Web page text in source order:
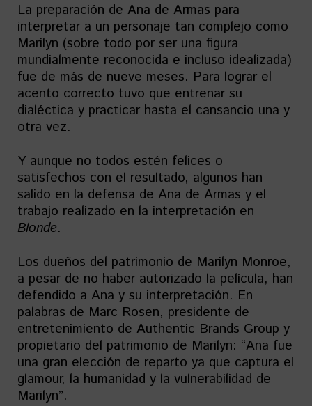
La preparación de Ana de Armas para
interpretar a un personaje tan complejo como
Marilyn (sobre todo por ser una figura
mundialmente reconocida e incluso idealizada)
fue de más de nueve meses. Para lograr el
acento correcto tuvo que entrenar su
dialéctica y practicar hasta el cansancio una y
otra vez.
Y aunque no todos estén felices o
satisfechos con el resultado, algunos han
salido en la defensa de Ana de Armas y el
trabajo realizado en la interpretación en
Blonde.
Los dueños del patrimonio de Marilyn Monroe,
a pesar de no haber autorizado la película, han
defendido a Ana y su interpretación. En
palabras de Marc Rosen, presidente de
entretenimiento de Authentic Brands Group y
propietario del patrimonio de Marilyn: “Ana fue
una gran elección de reparto ya que captura el
glamour, la humanidad y la vulnerabilidad de
Marilyn”.